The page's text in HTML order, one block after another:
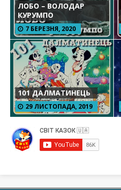
ЛОБО – ВОЛОДАР
КУРУМПО
7 БЕРЕЗНЯ, 2020
101 ДАЛМАТИНЕЦЬ
29 ЛИСТОПАДА, 2019